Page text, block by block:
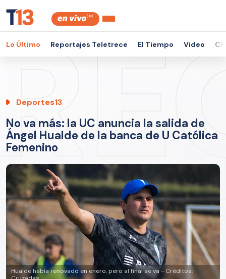
Lo Último Reportajes Teletrece El Tiempo Video
Deportes13
No va más: la UC anuncia la salida de
Ángel Hualde de la banca de U Católica
Femenino
Hualde había renovado en enero, pero al final se va - Créditos: